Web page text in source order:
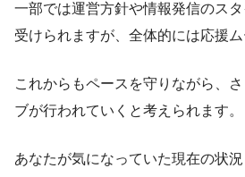
一部では運営方針や情報発信のス
受けられますが、全体的には応援ム
これからもペースを守りながら、
ブが行われていくと考えられます。
あなたが気になっていた現在の状